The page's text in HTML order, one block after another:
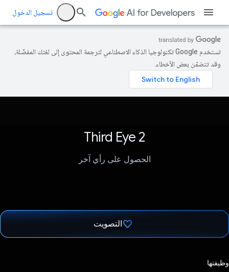
تسجيل الدخول
تستخدم Google تكنولوجيا الذكاء الاصطناعي لترجمة المحتوى إلى لغتك المفضّلة،
وقد تتضمّن بعض الأخطاء.
Third Eye 2
الحصول على رأي آخر
التصويت
وظيفتها